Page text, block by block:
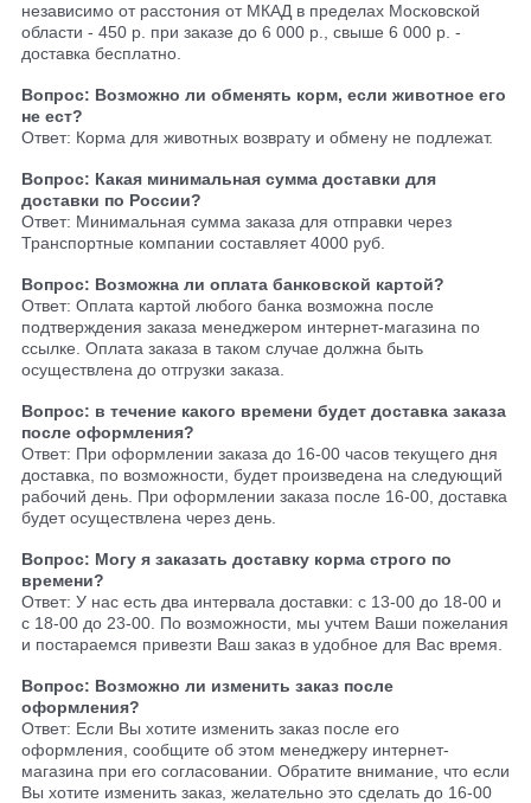
независимо от расстония от МКАД в пределах Московской
области - 450 р. при заказе до 6 000 р., свыше 6 000 р. -
доставка бесплатно.
Вопрос: Возможно ли обменять корм, если животное его
не ест?
Ответ: Корма для животных возврату и обмену не подлежат.
Вопрос: Какая минимальная сумма доставки для
доставки по России?
Ответ: Минимальная сумма заказа для отправки через
Транспортные компании составляет 4000 руб.
Вопрос: Возможна ли оплата банковской картой?
Ответ: Оплата картой любого банка возможна после
подтверждения заказа менеджером интернет-магазина по
ссылке. Оплата заказа в таком случае должна быть
осуществлена до отгрузки заказа.
Вопрос: в течение какого времени будет доставка заказа
после оформления?
Ответ: При оформлении заказа до 16-00 часов текущего дня
доставка, по возможности, будет произведена на следующий
рабочий день. При оформлении заказа после 16-00, доставка
будет осуществлена через день.
Вопрос: Могу я заказать доставку корма строго по
времени?
Ответ: У нас есть два интервала доставки: с 13-00 до 18-00 и
с 18-00 до 23-00. По возможности, мы учтем Ваши пожелания
и постараемся привезти Ваш заказ в удобное для Вас время.
Вопрос: Возможно ли изменить заказ после
оформления?
Ответ: Если Вы хотите изменить заказ после его
оформления, сообщите об этом менеджеру интернет-
магазина при его согласовании. Обратите внимание, что если
Вы хотите изменить заказ, желательно это сделать до 16-00